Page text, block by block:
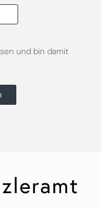
und bin damit